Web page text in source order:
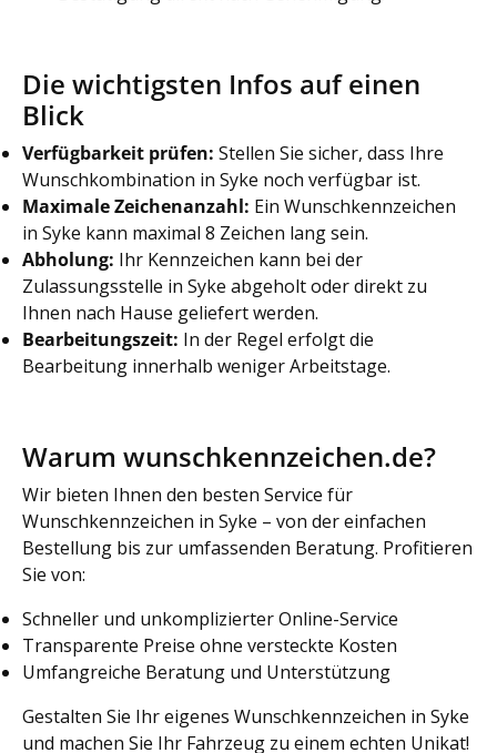
Die wichtigsten Infos auf einen
Blick
Verfügbarkeit prüfen: Stellen Sie sicher, dass Ihre
Wunschkombination in Syke noch verfügbar ist.
Maximale Zeichenanzahl: Ein Wunschkennzeichen
in Syke kann maximal 8 Zeichen lang sein.
Abholung: Ihr Kennzeichen kann bei der
Zulassungsstelle in Syke abgeholt oder direkt zu
Ihnen nach Hause geliefert werden.
Bearbeitungszeit: In der Regel erfolgt die
Bearbeitung innerhalb weniger Arbeitstage.
Warum wunschkennzeichen.de?
Wir bieten Ihnen den besten Service für
Wunschkennzeichen in Syke – von der einfachen
Bestellung bis zur umfassenden Beratung. Profitieren
Sie von:
Schneller und unkomplizierter Online-Service
Transparente Preise ohne versteckte Kosten
Umfangreiche Beratung und Unterstützung
Gestalten Sie Ihr eigenes Wunschkennzeichen in Syke
und machen Sie Ihr Fahrzeug zu einem echten Unikat!